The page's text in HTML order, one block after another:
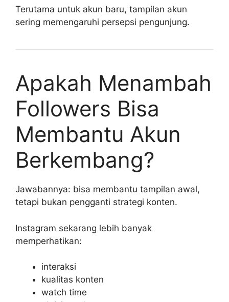
Terutama untuk akun baru, tampilan akun
sering memengaruhi persepsi pengunjung.
Apakah Menambah
Followers Bisa
Membantu Akun
Berkembang?
Jawabannya: bisa membantu tampilan awal,
tetapi bukan pengganti strategi konten.
Instagram sekarang lebih banyak
memperhatikan:
interaksi
kualitas konten
watch time